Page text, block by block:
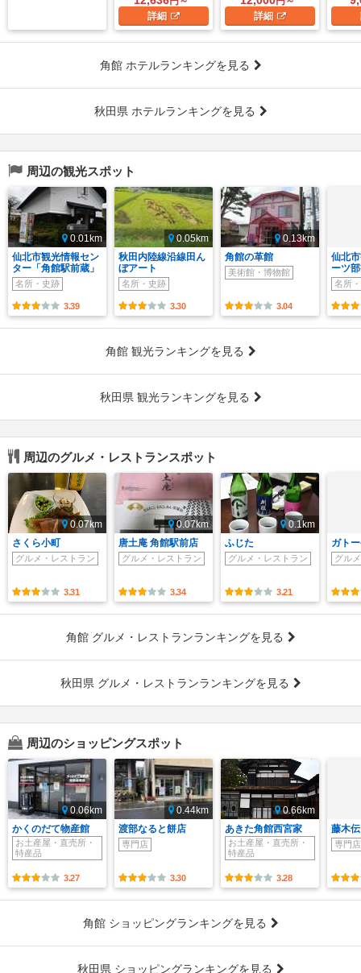
詳細
詳細
角館 ホテルランキングを見る
秋田県 ホテルランキングを見る
周辺の観光スポット
0.01km
仙北市観光情報セン
ター「角館駅前蔵」
名所・史跡
3.39
0.05km
秋田内陸線沿線田ん
ぼアート
名所・史跡
3.30
0.13km
角館の革館
美術館・博物館
3.04
仙北
ーツ
名所
角館 観光ランキングを見る
秋田県 観光ランキングを見る
周辺のグルメ・レストランスポット
0.07km
さくら小町
グルメ・レストラン
3.31
0.07km
唐土庵 角館駅前店
グルメ・レストラン
3.34
0.1km
ふじた
グルメ・レストラン
3.21
ガト
グル
角館 グルメ・レストランランキングを見る
秋田県 グルメ・レストランランキングを見る
周辺のショッピングスポット
0.06km
かくのだて物産館
お土産屋・直売所・
特産品
3.27
0.44km
渡部なると餅店
専門店
3.30
0.66km
あきた角館西宮家
お土産屋・直売所・
特産品
3.28
藤木
専門店
角館 ショッピングランキングを見る
秋田県 ショッピングランキングを見る